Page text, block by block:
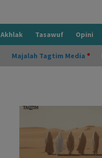
Akhlak Tasawuf Opini
Majalah Tagtim Media